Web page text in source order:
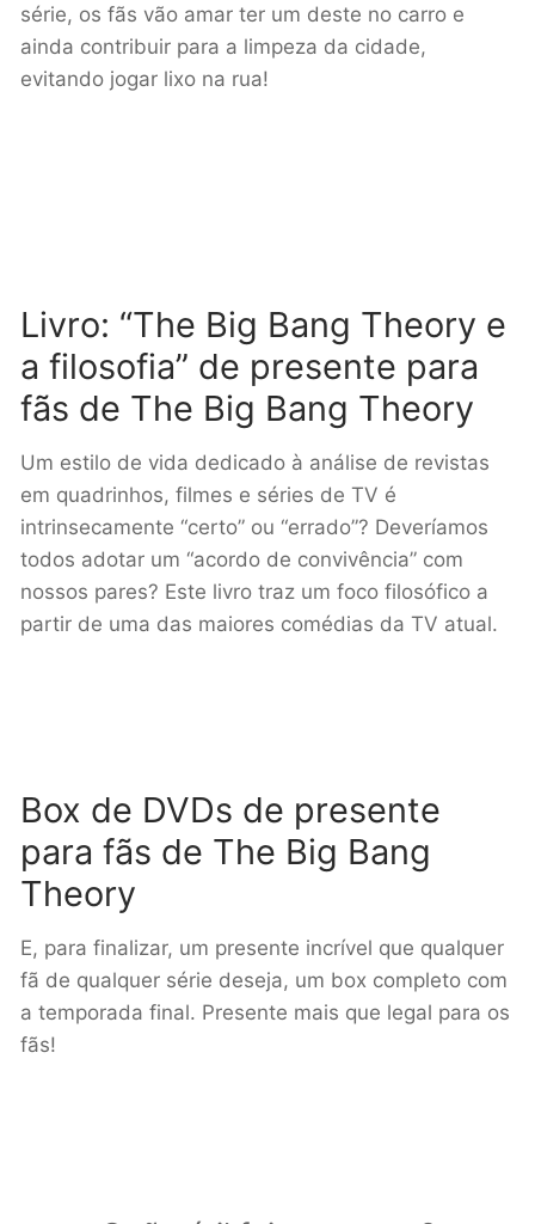
série, os fãs vão amar ter um deste no carro e
ainda contribuir para a limpeza da cidade,
evitando jogar lixo na rua!
Livro: “The Big Bang Theory e
a filosofia” de presente para
fãs de The Big Bang Theory
Um estilo de vida dedicado à análise de revistas
em quadrinhos, filmes e séries de TV é
intrinsecamente “certo” ou “errado”? Deveríamos
todos adotar um “acordo de convivência” com
nossos pares? Este livro traz um foco filosófico a
partir de uma das maiores comédias da TV atual.
Box de DVDs de presente
para fãs de The Big Bang
Theory
E, para finalizar, um presente incrível que qualquer
fã de qualquer série deseja, um box completo com
a temporada final. Presente mais que legal para os
fãs!